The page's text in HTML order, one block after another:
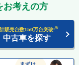
お考えの方
販売台数150万台突破!※
中古車を探す